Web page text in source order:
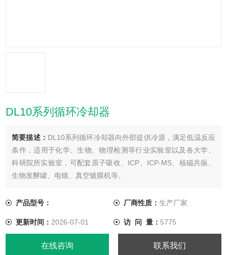
DL10系列循环冷却器
简要描述： DL10系列循环冷却器向外部提供冷源，满足低温反应
条件，适用于化学、生物、物理检测等行业实验室以及各大学、
科研院所实验室，可配套原子吸收、ICP、ICP-MS、核磁共振、
生物发酵罐、电镜、真空镀膜机等。
产品型号： 厂商性质： 生产厂家
更新时间： 2026-07-01 访 问 量： 5775
在线咨询 联系我们